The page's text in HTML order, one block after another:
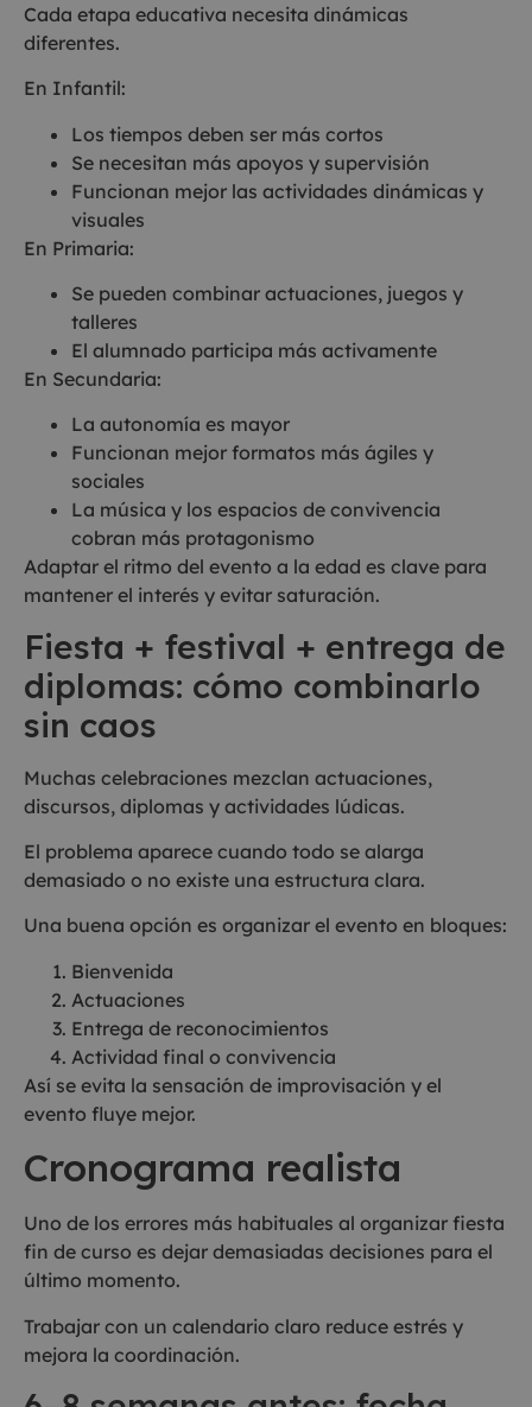
Cada etapa educativa necesita dinámicas
diferentes.
En Infantil:
Los tiempos deben ser más cortos
Se necesitan más apoyos y supervisión
Funcionan mejor las actividades dinámicas y
visuales
En Primaria:
Se pueden combinar actuaciones, juegos y
talleres
El alumnado participa más activamente
En Secundaria:
La autonomía es mayor
Funcionan mejor formatos más ágiles y
sociales
La música y los espacios de convivencia
cobran más protagonismo
Adaptar el ritmo del evento a la edad es clave para
mantener el interés y evitar saturación.
Fiesta + festival + entrega de
diplomas: cómo combinarlo
sin caos
Muchas celebraciones mezclan actuaciones,
discursos, diplomas y actividades lúdicas.
El problema aparece cuando todo se alarga
demasiado o no existe una estructura clara.
Una buena opción es organizar el evento en bloques:
Bienvenida
Actuaciones
Entrega de reconocimientos
Actividad final o convivencia
Así se evita la sensación de improvisación y el
evento fluye mejor.
Cronograma realista
Uno de los errores más habituales al organizar fiesta
fin de curso es dejar demasiadas decisiones para el
último momento.
Trabajar con un calendario claro reduce estrés y
mejora la coordinación.